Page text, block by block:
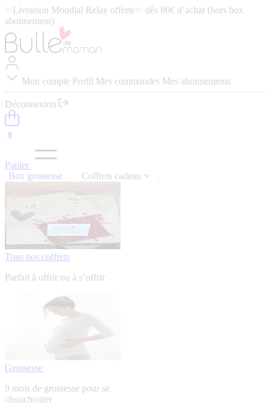
abonnement)
⭐️ 4,9/5 (57 avis google) ⭢
Lire les avis
Mon compte Profil Mes commandes Mes abonnements
Déconnexion
0
Panier
Box grossesse
Coffrets cadeau
Tous nos coffrets
Parfait à offrir ou à s‘offrir
Grossesse
9 mois de grossesse pour se
chouchouter